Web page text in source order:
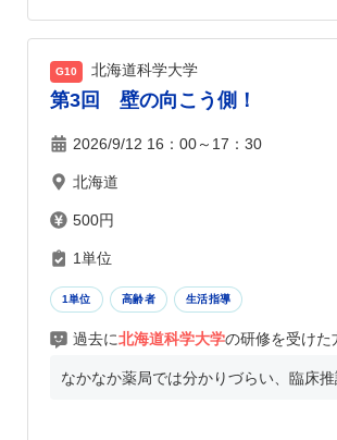
G10 北海道科学大学
第3回 壁の向こう側！
2026/9/12 16：00～17：30
北海道
500円
1単位
1単位 高齢者 生活指導
過去に北海道科学大学の研修を受けた
なかなか薬局では分かりづらい、臨床